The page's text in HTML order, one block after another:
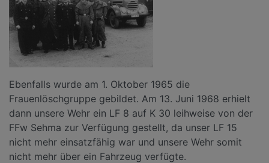
Ebenfalls wurde am 1. Oktober 1965 die
Frauenlöschgruppe gebildet. Am 13. Juni 1968 erhielt
dann unsere Wehr ein LF 8 auf K 30 leihweise von der
FFw Sehma zur Verfügung gestellt, da unser LF 15
nicht mehr einsatzfähig war und unsere Wehr somit
nicht mehr über ein Fahrzeug verfügte.